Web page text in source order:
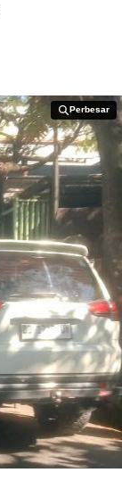
Perbesar
Perbesar